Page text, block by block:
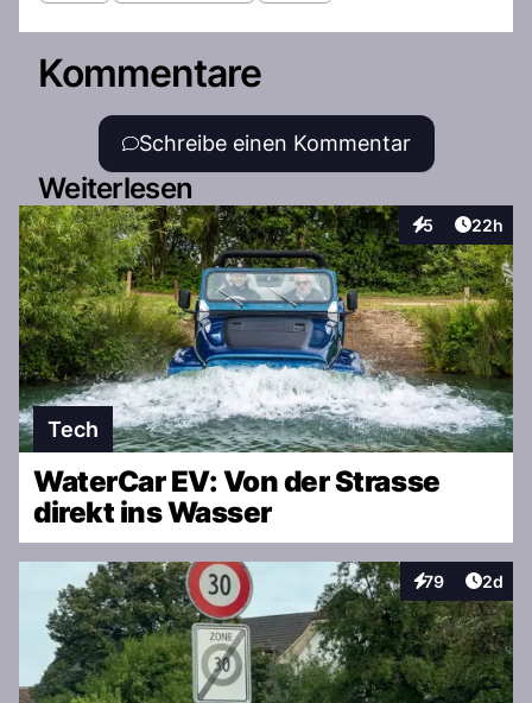
Kommentare
Schreibe einen Kommentar
Weiterlesen
5
Interaktionen
Artikel
22h
Tech
WaterCar EV: Von der Strasse
direkt ins Wasser
79
Interaktionen
2d